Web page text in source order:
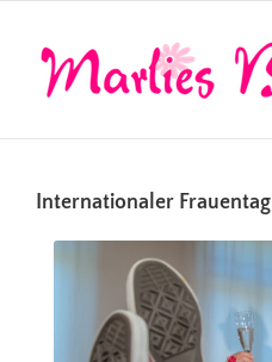
Inhalt
springen
Internationaler Frauentag